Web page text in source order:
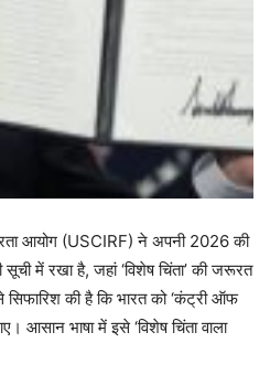
आयोग (USCIRF) ने अपनी 2026 की
सूची में रखा है, जहां ‘विशेष चिंता’ की जरूरत
की है कि भारत को ‘कंट्री ऑफ
आसान भाषा में इसे ‘विशेष चिंता वाला